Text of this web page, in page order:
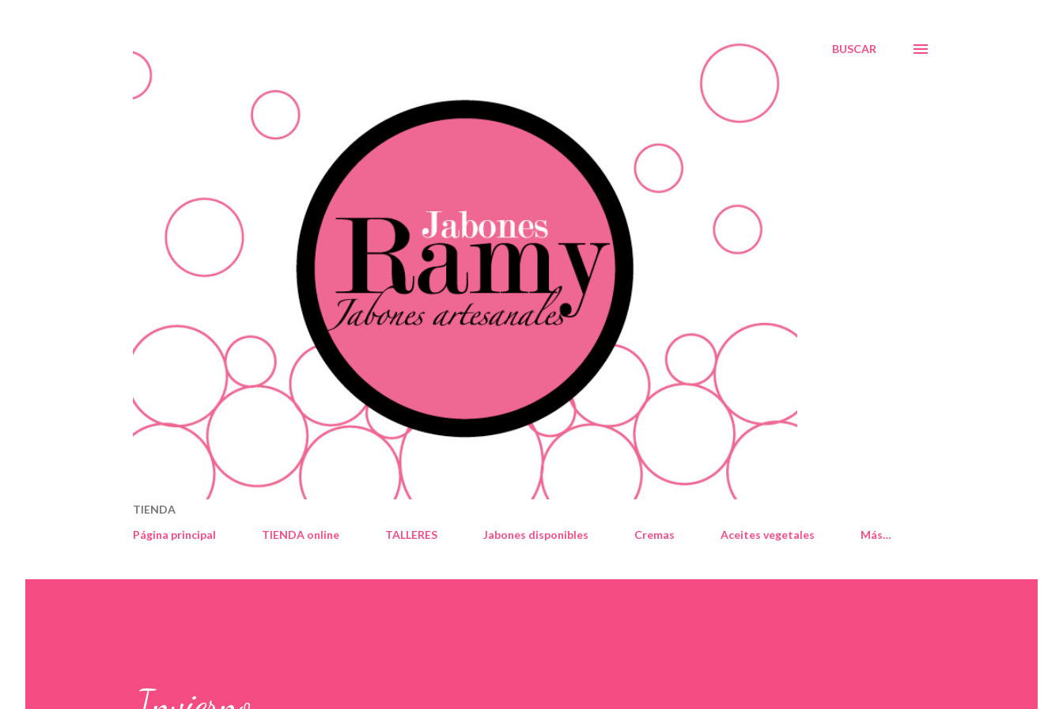
BUSCAR
TIENDA
Página principal
TIENDA online TALLERES Jabones disponibles Cremas Aceites vegetales Más…